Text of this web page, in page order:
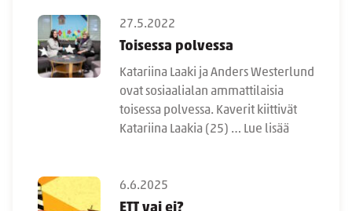
27.5.2022
Toisessa polvessa
Katariina Laaki ja Anders Westerlund
ovat sosiaalialan ammattilaisia
toisessa polvessa. Kaverit kiittivät
Katariina Laakia (25) … Lue lisää
6.6.2025